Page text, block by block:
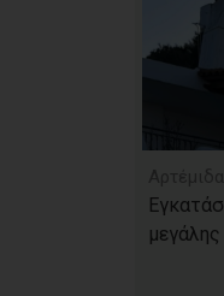
μεγάλης